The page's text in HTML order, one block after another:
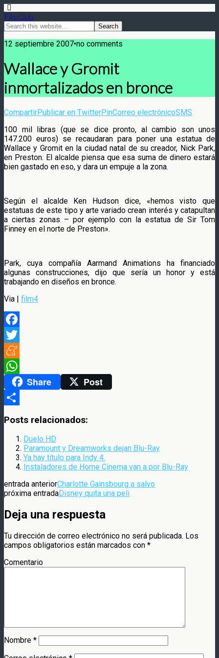
FilmClub
12 septiembre 2007•no comments
Wallace y Gromit
inmortalizados en bronce
CompartirPublicar en TwitterPinCorreo electrónicoSMS
100 mil libras (que se dice pronto, al cambio son unos
147.200 euros) se recaudaran para poner una estatua de
Wallace y Gromit en la ciudad natal de su creador, Nick Park,
en Preston. El alcalde piensa que esa suma de dinero estará
bien gastado en eso, y dara un empuje a la zona.
Según el alcalde Ken Hudson dice, «hemos visto que
estatuas de este tipo y arte variado crean interés y catapultan
a ciertas zonas – por ejemplo con la estatua de Sir Tom
Finney en el norte de Preston».
Park, cuya compañía Aarmand Animations ha financiado
algunas construcciones, dijo que sería un honor y está
trabajando en diseños en bronce.
Via | film4
Facebook
Twitter
Meneame
WhatsAppShare Post
Posts relacionados:
Duelo HD
Paramount y Dreamworks dejan Blu-Ray
Ya hay título para Indy 4.
Instaladores de Home Cinema van a por Blu-Ray
entrada anteriorCharlotte Gainsbourg a salvo
próxima entradaDisney quita una peli
Deja una respuesta
Tu dirección de correo electrónico no será publicada. Los
campos obligatorios están marcados con *
Comentario
Nombre *